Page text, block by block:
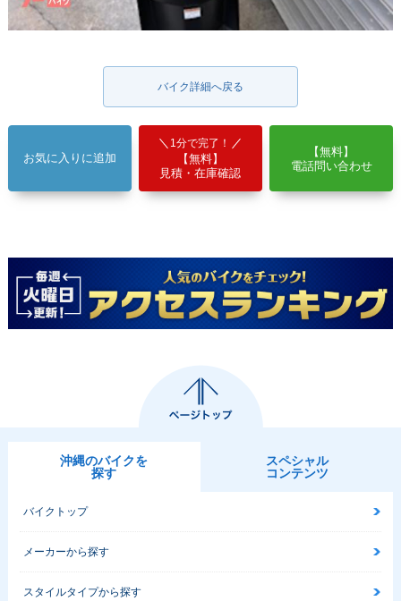
バイク詳細へ戻る
お気に入りに追加
1分で完了！
【無料】
見積・在庫確認
【無料】
電話問い合わせ
沖縄のバイクを
探す
スペシャル
コンテンツ
バイクトップ
メーカーから探す
スタイルタイプから探す